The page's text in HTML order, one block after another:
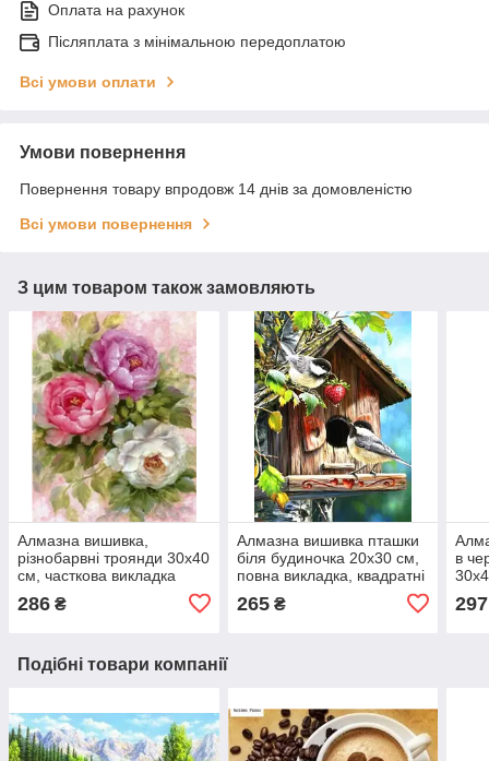
Оплата на рахунок
Післяплата з мінімальною передоплатою
Всі умови оплати
Умови повернення
Повернення товару впродовж 14 днів за домовленістю
Всі умови повернення
З цим товаром також замовляють
Алмазна вишивка,
різнобарвні троянди 30х40
см, часткова викладка
286 ₴
Алмазна вишивка пташки
біля будиночка 20х30 см,
повна викладка, квадратні
265₴
в
297
Подібні товари компанії